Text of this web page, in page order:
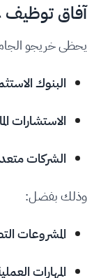
آفاق توظيف
يحظى خريجو
البنوك
الاستشارات
الشركات
وذلك بفضل:
المشروعات
المهارات